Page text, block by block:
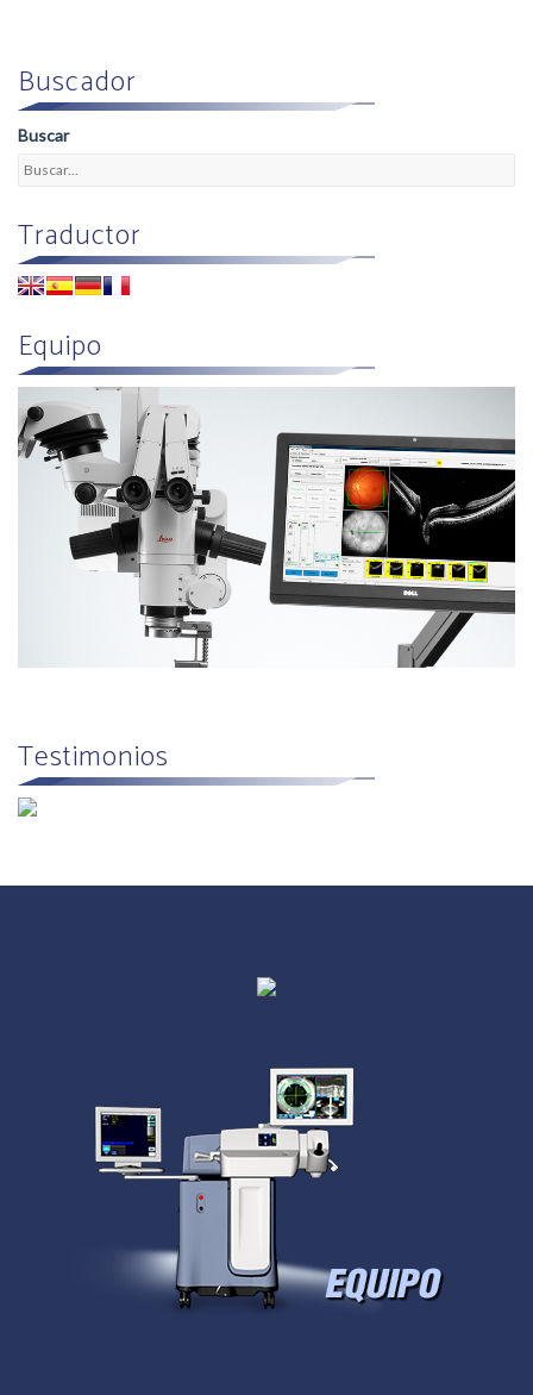
Buscador
Buscar
Traductor
Equipo
Testimonios